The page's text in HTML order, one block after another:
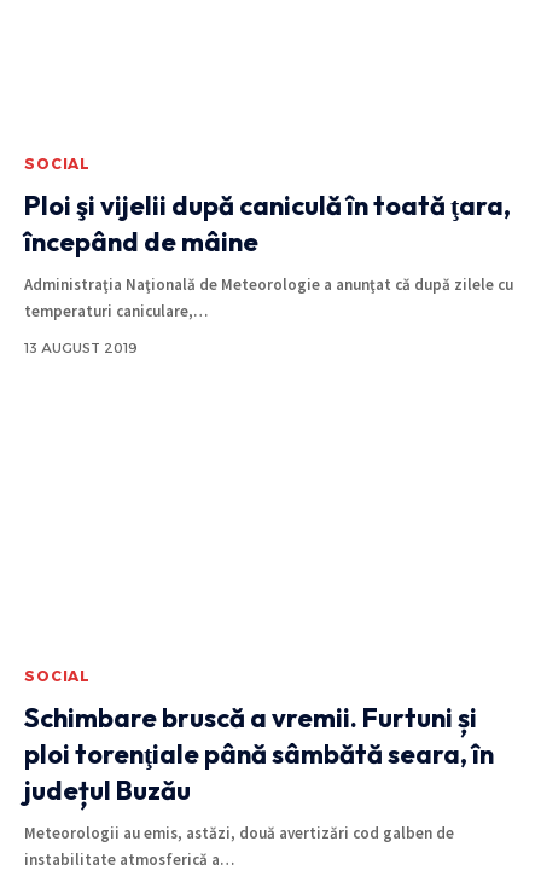
SOCIAL
Ploi şi vijelii după caniculă în toată ţara,
începând de mâine
Administraţia Naţională de Meteorologie a anunţat că după zilele cu
temperaturi caniculare,…
13 AUGUST 2019
SOCIAL
Schimbare bruscă a vremii. Furtuni și
ploi torenţiale până sâmbătă seara, în
județul Buzău
Meteorologii au emis, astăzi, două avertizări cod galben de
instabilitate atmosferică a…